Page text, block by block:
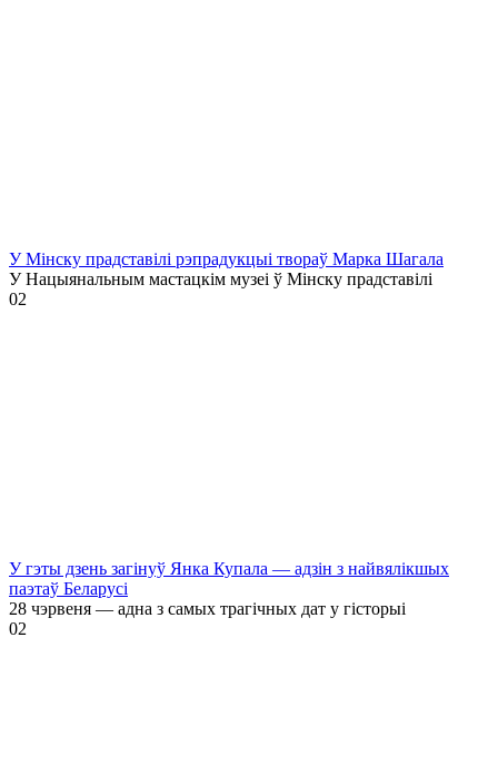
У Мінску прадставілі рэпрадукцыі твораў Марка Шагала
У Нацыянальным мастацкім музеі ў Мінску прадставілі
02
У гэты дзень загінуў Янка Купала — адзін з найвялікшых
паэтаў Беларусі
28 чэрвеня — адна з самых трагічных дат у гісторыі
02